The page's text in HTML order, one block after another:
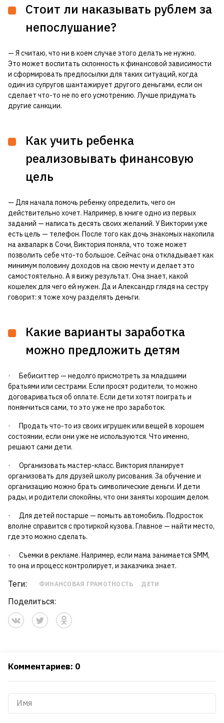
Стоит ли наказывать рублем за
непослушание?
— Я считаю, что ни в коем случае этого делать не нужно.
Это может воспитать склонность к финансовой зависимости
и сформировать предпосылки для таких ситуаций, когда
один из супругов шантажирует другого деньгами, если он
сделает что-то не по его усмотрению. Лучше придумать
другие санкции.
Как учить ребенка
реализовывать финансовую
цель
— Для начала помочь ребенку определить, чего он
действительно хочет. Например, в книге одно из первых
заданий — написать десять своих желаний. У Виктории уже
есть цель — телефон. После того как дочь знакомых накопила
на аквапарк в Сочи, Виктория поняла, что тоже может
позволить себе что-то большое. Сейчас она откладывает как
минимум половину доходов на свою мечту и делает это
самостоятельно. А я вижу результат. Она знает, какой
кошелек для чего ей нужен. Да и Александр глядя на сестру
говорит: я тоже хочу разделять деньги.
Какие варианты заработка
можно предложить детям
· Бебиситтер — недолго присмотреть за младшими
братьями или сестрами. Если просят родители, то можно
договариваться об оплате. Если дети хотят поиграть и
понянчиться сами, то это уже не про заработок.
· Продать что-то из своих игрушек или вещей в хорошем
состоянии, если они уже не используются. Что именно,
решают сами дети.
· Организовать мастер-класс. Виктория планирует
организовать для друзей школу рисования. За обучение и
организацию можно брать символические деньги. И дети
рады, и родители спокойны, что они заняты хорошим делом.
· Для детей постарше — помыть автомобиль. Подросток
вполне справится с протиркой кузова. Главное — найти место,
где это можно сделать.
· Съемки в рекламе. Например, если мама занимается SMM,
то она и процесс контролирует, и заказчика знает.
Теги: ФИНАНСОВАЯ ГРАМОТНОСТЬ ДЕТИ
Поделиться:
Комментариев: 0